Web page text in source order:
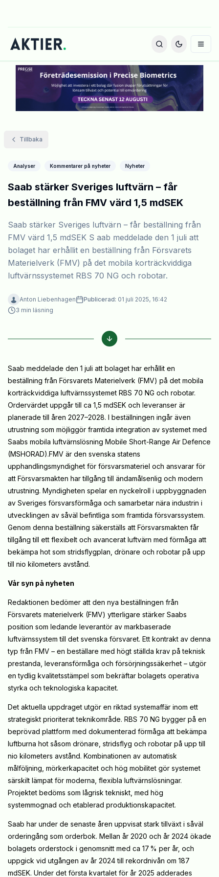
Tillbaka
Analyser Kommentarer på nyheter Nyheter
Saab stärker Sveriges luftvärn – får
beställning från FMV värd 1,5 mdSEK
Saab stärker Sveriges luftvärn – får beställning från
FMV värd 1,5 mdSEK S aab meddelade den 1 juli att
bolaget har erhållit en beställning från Försvarets
Materielverk (FMV) på det mobila korträckviddiga
luftvärnssystemet RBS 70 NG och robotar.
Anton Liebenhagen Publicerad: 01 juli 2025, 16:42
3 min läsning
Saab meddelade den 1 juli att bolaget har erhållit en
beställning från Försvarets Materielverk (FMV) på det mobila
korträckviddiga luftvärnssystemet RBS 70 NG och robotar.
Ordervärdet uppgår till ca 1,5 mdSEK och leveranser är
planerade till åren 2027–2028. I beställningen ingår även
utrustning som möjliggör framtida integration av systemet med
Saabs mobila luftvärnslösning Mobile Short-Range Air Defence
(MSHORAD).FMV är den svenska statens
upphandlingsmyndighet för försvarsmateriel och ansvarar för
att Försvarsmakten har tillgång till ändamålsenlig och modern
utrustning. Myndigheten spelar en nyckelroll i uppbyggnaden
av Sveriges försvarsförmåga och samarbetar nära industrin i
utvecklingen av såväl befintliga som framtida försvarssystem.
Genom denna beställning säkerställs att Försvarsmakten får
tillgång till ett flexibelt och avancerat luftvärn med förmåga att
bekämpa hot som stridsflygplan, drönare och robotar på upp
till nio kilometers avstånd.
Vår syn på nyheten
Redaktionen bedömer att den nya beställningen från
Försvarets materielverk (FMV) ytterligare stärker Saabs
position som ledande leverantör av markbaserade
luftvärnssystem till det svenska försvaret. Ett kontrakt av denna
typ från FMV – en beställare med högt ställda krav på teknisk
prestanda, leveransförmåga och försörjningssäkerhet – utgör
en tydlig kvalitetsstämpel som bekräftar bolagets operativa
styrka och teknologiska kapacitet.
Det aktuella uppdraget utgör en riktad systemaffär inom ett
strategiskt prioriterat teknikområde. RBS 70 NG bygger på en
beprövad plattform med dokumenterad förmåga att bekämpa
luftburna hot såsom drönare, stridsflyg och robotar på upp till
nio kilometers avstånd. Kombinationen av automatisk
målföljning, mörkerkapacitet och hög mobilitet gör systemet
särskilt lämpat för moderna, flexibla luftvärnslösningar.
Projektet bedöms som lågrisk tekniskt, med hög
systemmognad och etablerad produktionskapacitet.
Saab har under de senaste åren uppvisat stark tillväxt i såväl
orderingång som orderbok. Mellan år 2020 och år 2024 ökade
bolagets orderstock i genomsnitt med ca 17 % per år, och
uppgick vid utgången av år 2024 till rekordnivån om 187
mdSEK. Under det första kvartalet för år 2025 adderades